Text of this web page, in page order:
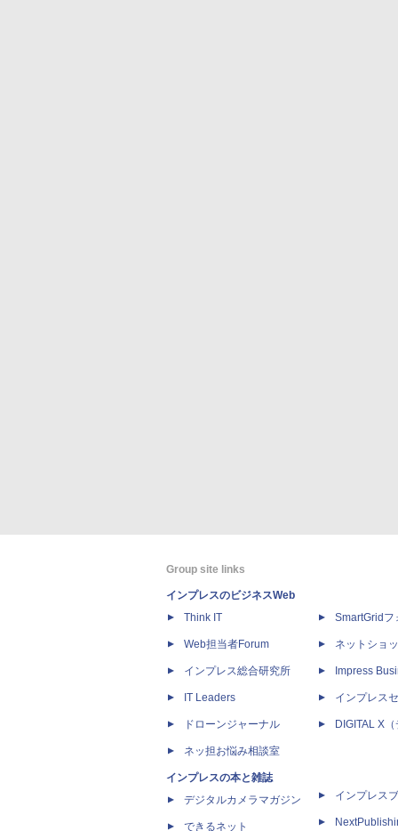
Group site links
インプレスのビジネスWeb
Think IT
Web担当者Forum
インプレス総合研究所
IT Leaders
ドローンジャーナル
ネッ担お悩み相談室
インプレスの本と雑誌
デジタルカメラマガジン
できるネット
SmartGridフ
ネットショ
Impress
インプレス
DIGITAL X
インプレス